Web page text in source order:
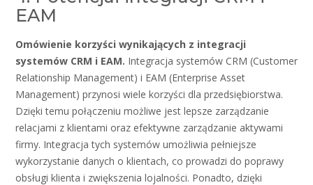
EAM
Omówienie korzyści wynikających z integracji
systemów CRM i EAM. Integracja systemów CRM (Customer
Relationship Management) i EAM (Enterprise Asset
Management) przynosi wiele korzyści dla przedsiębiorstwa.
Dzięki temu połączeniu możliwe jest lepsze zarządzanie
relacjami z klientami oraz efektywne zarządzanie aktywami
firmy. Integracja tych systemów umożliwia pełniejsze
wykorzystanie danych o klientach, co prowadzi do poprawy
obsługi klienta i zwiększenia lojalności. Ponadto, dzięki